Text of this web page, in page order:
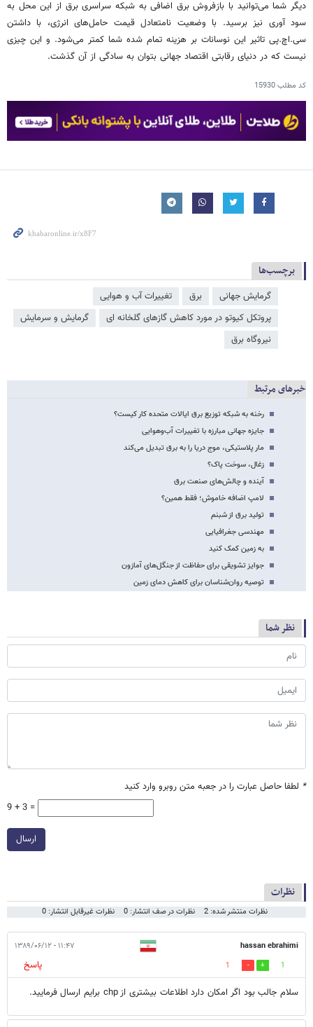
دیگر شما می‌توانید با بازفروش برق اضافی به شبکه سراسری برق از این محل به
سود آوری نیز برسید. با وضعیت نامتعادل قیمت حامل‌های انرژی، با داشتن
سی.اچ.پی تاثیر این نوسانات بر هزینه تمام شده شما کمتر می‌شود. و این چیزی
نیست که در دنیای رقابتی اقتصاد جهانی بتوان به سادگی از آن گذشت.
کد مطلب15930
برچسب‌ها
گرمایش جهانی برق
تغییرات آب و هوایی
پروتکل کیوتو در مورد کاهش گازهای گلخانه ای
گرمایش و سرمایش
نیروگاه برق
خبرهای مرتبط
رخنه به شبکه توزیع برق ایالات متحده کار کیست؟
جایزه جهانی مبارزه با تغییرات آب‌و‌هوایی
مار پلاستیکی، موج دریا را به برق تبدیل می‌کند
زغال، سوخت پاک؟
آینده و چالش‌های صنعت برق
لامپ اضافه خاموش؛ فقط همین؟
تولید برق از شبنم
مهندسی جغرافیایی
به زمین کمک کنید
جوایز تشویقی برای حفاظت از جنگل‌های آمازون
توصیه روان‌شناسان برای کاهش دمای زمین
نظر شما
* لطفا حاصل عبارت را در جعبه متن روبرو وارد کنید
9 + 3 =
ارسال
نظرات
نظرات منتشر شده: 2 نظرات در صف انتشار: 0 نظرات غیرقابل انتشار: 0
hassan ebrahimi ۱۱:۴۷ - ۱۳۸۹/۰۶/۱۲
1
1
پاسخ
سلام جالب بود اگر امکان دارد اطلاعات بیشتری از chp برایم ارسال فرمایید.